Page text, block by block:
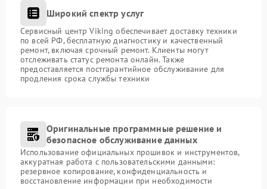
Широкий спектр услуг
Сервисный центр Viking обеспечивает доставку техники
по всей РФ, бесплатную диагностику и качественный
ремонт, включая срочный ремонт. Клиенты могут
отслеживать статус ремонта онлайн. Также
предоставляется постгарантийное обслуживание для
продления срока службы техники
Оригинальные программные решение и
безопасное обслуживание данных
Использование официальных прошивок и инструментов,
аккуратная работа с пользовательскими данными:
резервное копирование, конфиденциальность и
восстановление информации при необходимости